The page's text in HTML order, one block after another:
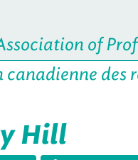
of
canadienne des
Hill